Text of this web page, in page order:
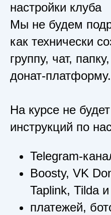
настройки клуба
Мы не будем
как технически
группу, чат,
донат-платформу.
На курсе не
инструкций по
Telegram-
Boosty, VK
Taplink, Tilda
платежей,